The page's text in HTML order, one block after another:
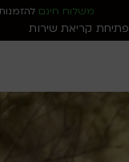
משלוח חינם להזמנות מעל ל-
פתיחת קריאת שירות